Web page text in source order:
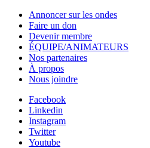
Annoncer sur les ondes
Faire un don
Devenir membre
ÉQUIPE/ANIMATEURS
Nos partenaires
À propos
Nous joindre
Facebook
Linkedin
Instagram
Twitter
Youtube